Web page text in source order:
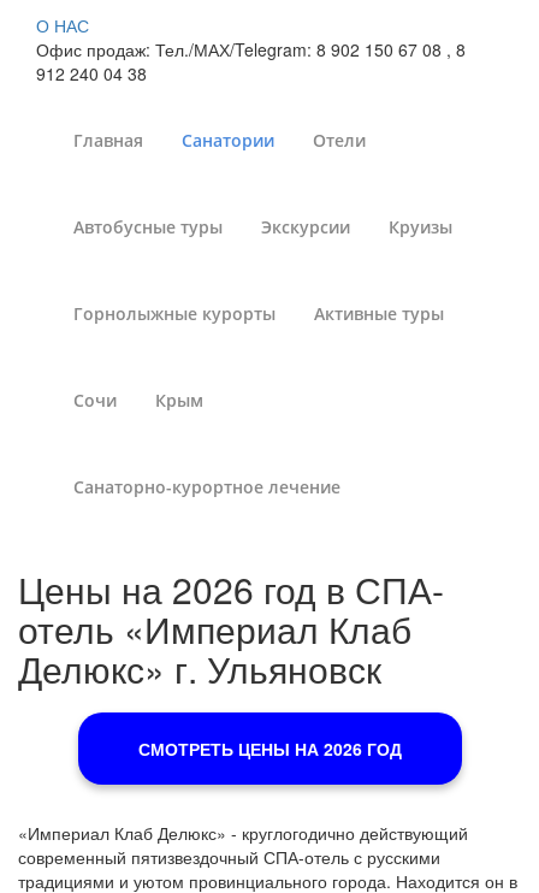
О НАС
Офис продаж: Тел./МАХ/Telegram: 8 902 150 67 08 , 8
912 240 04 38
Главная Санатории Отели
Автобусные туры Экскурсии Круизы
Горнолыжные курорты Активные туры
Сочи Крым
Санаторно-курортное лечение
СПА-отель «Империал
Клаб Делюкс» г.
Ульяновск : цены на
2026 год
Санатории России»
Цены на 2026 год в СПА-
отель «Империал Клаб
Делюкс» г. Ульяновск
СМОТРЕТЬ ЦЕНЫ НА 2026 ГОД
«Империал Клаб Делюкс» - круглогодично действующий
современный пятизвездочный СПА-отель с русскими
традициями и уютом провинциального города. Находится он в